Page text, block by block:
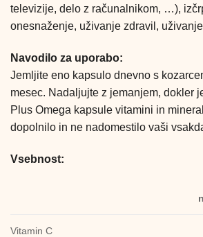
televizije, delo z računalnikom, …),
onesnaženje, uživanje zdravil,
Navodilo za uporabo:
Jemljite eno kapsulo dnevno s
mesec. Nadaljujte z jemanjem, dokler
Plus Omega kapsule vitamini in
dopolnilo in ne nadomestilo vaši
Vsebnost:
Vitamin C